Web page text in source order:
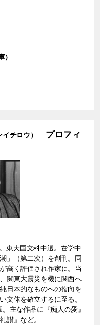
チロウ）
プロフィ
東大国文科中退。在学中
」（第二次）を創刊。同
高く評価され作家に。当
関東大震災を機に関西へ
日本的なものへの指向を
文体を確立するに至る。
主な作品に『痴人の愛』
讃』など。